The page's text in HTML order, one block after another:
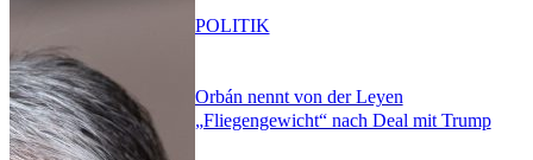
Orbán nennt von der Leyen
„Fliegengewicht“ nach Deal mit Trump
POLITIK